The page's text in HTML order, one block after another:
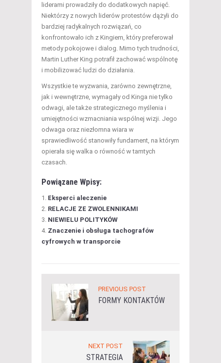
liderami prowadziły do dodatkowych napięć.
Niektórzy z nowych liderów protestów dążyli do
bardziej radykalnych rozwiązań, co
konfrontowało ich z Kingiem, który preferował
metody pokojowe i dialog. Mimo tych trudności,
Martin Luther King potrafił zachować wspólnotę
i mobilizować ludzi do działania.
Wszystkie te wyzwania, zarówno zewnętrzne,
jak i wewnętrzne, wymagały od Kinga nie tylko
odwagi, ale także strategicznego myślenia i
umiejętności wzmacniania wspólnej wizji. Jego
odwaga oraz niezłomna wiara w
sprawiedliwość stanowiły fundament, na którym
opierała się walka o równość w tamtych
czasach.
Powiązane Wpisy:
Eksperci aleczenie
RELACJE ZE ZWOLENNIKAMI
NIEWIELU POLITYKÓW
Znaczenie i obsługa tachografów
cyfrowych w transporcie
PREVIOUS POST
FORMY KONTAKTÓW
NEXT POST
STRATEGIA